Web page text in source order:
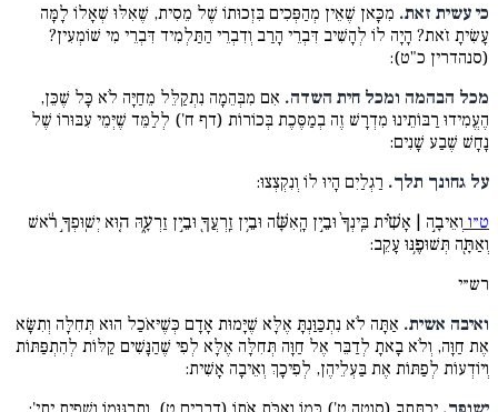
כי עשית זאת. מִכָּאן שֶׁאֵין מְהַפְּכִים בִּזְכוּתוֹ שֶׁל מֵסִית, שֶׁאִלּוּ שְׁאָלוֹ לָמָּה
עָשִׂיתָ זֹאת? הָיָה לוֹ לְהָשִׁיב דִּבְרֵי הָרַב וְדִבְרֵי הַתַּלְמִיד דִּבְרֵי מִי שׁוֹמְעִין?
(סנהדרין כ"ט):
מכל הבהמה ומכל חית השדה. אִם מִבְּהֵמָה נִתְקַלֵּל מֵחַיָּה לֹא כָּל שֶׁכֵּן,
הֶעֱמִידוּ רַבּוֹתֵינוּ מִדְרָשׁ זֶה בְמַסֶּכֶת בְּכוֹרוֹת (דף ח') לְלַמֵּד שֶׁיְּמֵי עִבּוּרוֹ שֶׁל
נָחָשׁ שֶׁבַע שָׁנִים:
על גחונך תלך. רַגְלַיִם הָיוּ לוֹ וְנִקְצְצוּ:
ט״ו וְאֵיבָ֣ה | אָשִׁ֗ית בֵּֽינְךָ֙ וּבֵ֣ין הָֽאִשָּׁ֔ה וּבֵ֥ין זַֽרְעֲךָ֖ וּבֵ֣ין זַרְעָ֑הּ ה֚וּא יְשֽׁוּפְךָ֣ רֹ֔אשׁ
וְאַתָּ֖ה תְּשׁוּפֶ֥נּוּ עָקֵֽב:
רש״י
ואיבה אשית. אַתָּה לֹא נִתְכַּוַּנְתָּ אֶלָּא שֶׁיָּמוּת אָדָם כְּשֶׁיּאֹכַל הוּא תְּחִלָּה וְתִשָּׂא
אֶת חַוָּה, וְלֹא בָאתָ לְדַבֵּר אֶל חַוָּה תְּחִלָּה אֶלָּא לְפִי שֶׁהַנָּשִׁים קַלּוֹת לְהִתְפַּתּוֹת
וְיוֹדְעוֹת לְפַתּוֹת אֶת בַּעְלֵיהֶן, לְפִיכָךְ וְאֵיבָה אָשִׁית: